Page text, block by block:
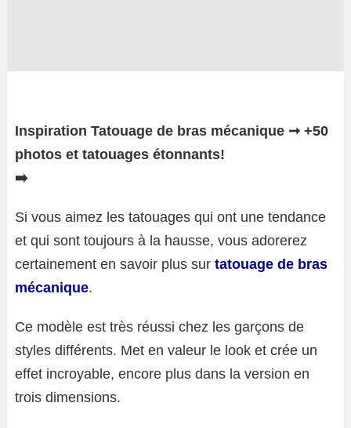
Inspiration Tatouage de bras mécanique ➞ +50
photos et tatouages ​​étonnants!
➡️
Si vous aimez les tatouages ​​qui ont une tendance
et qui sont toujours à la hausse, vous adorerez
certainement en savoir plus sur tatouage de bras
mécanique.
Ce modèle est très réussi chez les garçons de
styles différents. Met en valeur le look et crée un
effet incroyable, encore plus dans la version en
trois dimensions.